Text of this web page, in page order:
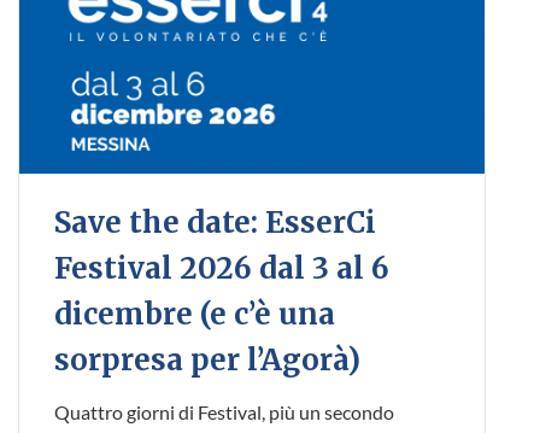
Save the date: EsserCi
Festival 2026 dal 3 al 6
dicembre (e c’è una
sorpresa per l’Agorà)
Quattro giorni di Festival, più un secondo